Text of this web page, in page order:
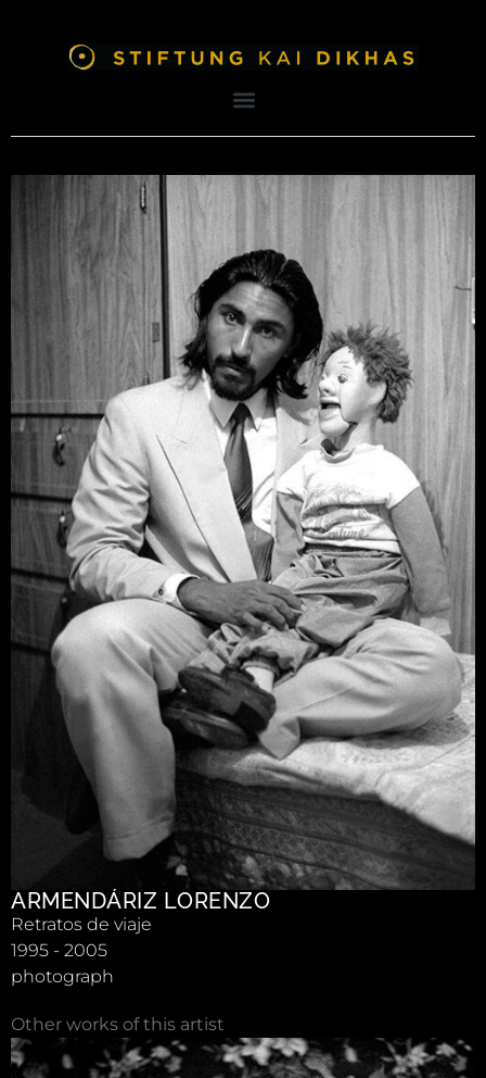
ARMENDÁRIZ LORENZO
Retratos de viaje
1995 - 2005
photograph
Other works of this artist